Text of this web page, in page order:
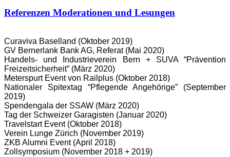
Referenzen Moderationen und Lesungen
Curaviva Baselland (Oktober 2019)
GV Bernerlank Bank AG, Referat (Mai 2020)
Handels- und Industrieverein Bern + SUVA “Prävention
Freizeitsicherheit” (März 2020)
Meterspurt Event von Railplus (Oktober 2018)
Nationaler Spitextag “Pflegende Angehörige” (September
2019)
Spendengala der SSAW (März 2020)
Tag der Schweizer Garagisten (Januar 2020)
Travelstart Event (Oktober 2018)
Verein Lunge Zürich (November 2019)
ZKB Alumni Event (April 2018)
Zollsymposium (November 2018 + 2019)